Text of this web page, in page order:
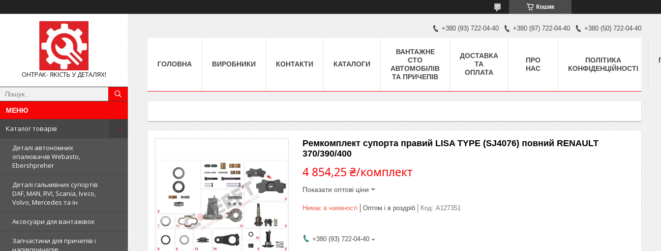
Кошик
ОНТРАК- ЯКІСТЬ У ДЕТАЛЯХ!
Каталог товарів
Деталі автономних
опалювачів Webasto,
Ebershpreher
Деталі гальмівних супортів
DAF, MAN, RVI, Scania, Iveco,
Volvo, Mercedes та ін
Аксесуари для вантажівок
Запчастини для причепів і
+380 (93) 722-04-40 +380 (97) 722-04-40 +380 (50) 722-04-40
ГОЛОВНА ВИРОБНИКИ КОНТАКТИ КАТАЛОГИ
ВАНТАЖНЕ
СТО
АВТОМОБІЛІВ
ТА ПРИЧЕПІВ
ДОСТАВКА
ТА
ОПЛАТА
ПРО
НАС
ПОЛІТИКА
КОНФІДЕНЦІЙНОСТІ
Ремкомплект супорта правий LISA TYPE (SJ4076) повний RENAULT
370/390/400
4 854,25 ₴/комплект
Показати оптові ціни
Немає в наявності Оптом і в роздріб Код: A127351
+380 (93) 722-04-40